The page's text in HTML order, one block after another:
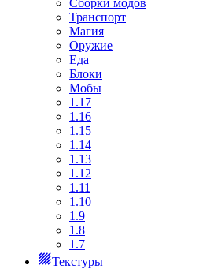
Сборки модов
Транспорт
Магия
Оружие
Еда
Блоки
Мобы
1.17
1.16
1.15
1.14
1.13
1.12
1.11
1.10
1.9
1.8
1.7
Текстуры